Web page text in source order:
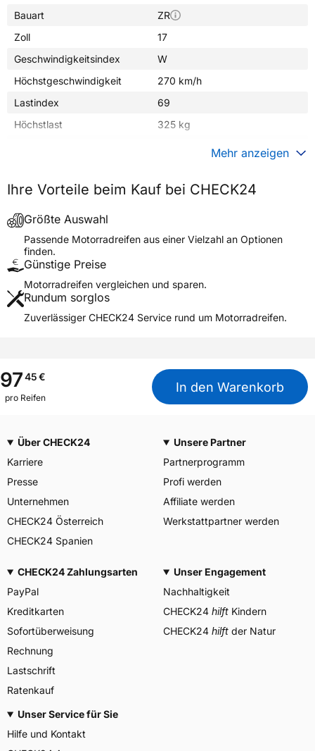
Bauart
ZR
Zoll
17
Geschwindigkeitsindex
W
Höchstgeschwindigkeit
270 km/h
Lastindex
69
Höchstlast
325 kg
Fahrzeugtyp
Motorrad
Verwendung
Modellname
ROADTEC Z6 REAR
Reifenposition
Motorradtyp
Sport Touring
Weitere Eigenschaften
M+S
Nein
Motorrad Kennzeichnung
M/C
Allgemeine Produktsicherheit (GPSR)
Herstellerkontakt
PIRELLI TYRE SPA, Viale
Piero e Alberto Pirelli 25
20126 Milano Italien,
www.pirelli.com,
m
Mehr anzeigen
Ihre Vorteile beim Kauf bei CHECK24
Größte Auswahl
Passende Motorradreifen aus einer Vielzahl an Optionen
finden.
Günstige Preise
Motorradreifen vergleichen und sparen.
Rundum sorglos
Zuverlässiger CHECK24 Service rund um Motorradreifen.
9745€
pro Reifen
In den Warenkorb
Über CHECK24
Karriere
Presse
Unternehmen
CHECK24 Österreich
CHECK24 Spanien
Unsere Partner
Partnerprogramm
Profi werden
Affiliate werden
Werkstattpartner werden
CHECK24 Zahlungsarten
PayPal
Kreditkarten
Sofortüberweisung
Rechnung
Lastschrift
Ratenkauf
Unser Engagement
Nachhaltigkeit
CHECK24 hilft Kindern
CHECK24 hilft der Natur
Unser Service für Sie
Hilfe und Kontakt